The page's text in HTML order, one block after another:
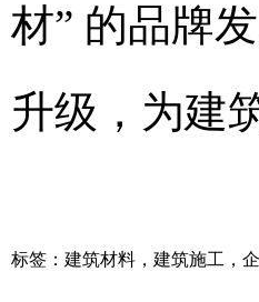
材” 的品牌
升级，为建
标签： 建筑材料 ， 建筑施工 ，